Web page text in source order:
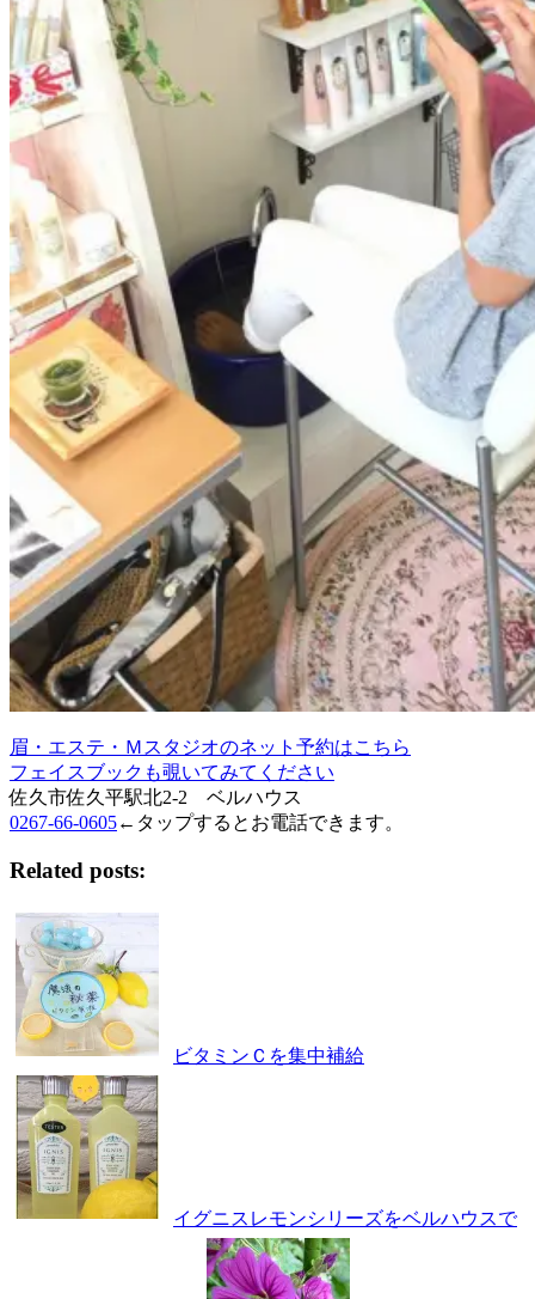
眉・エステ・Ｍスタジオのネット予約はこちら
フェイスブックも覗いてみてください
佐久市佐久平駅北2-2 ベルハウス
0267-66-0605←タップするとお電話できます。
Related posts:
ビタミンＣを集中補給
イグニスレモンシリーズをベルハウスで